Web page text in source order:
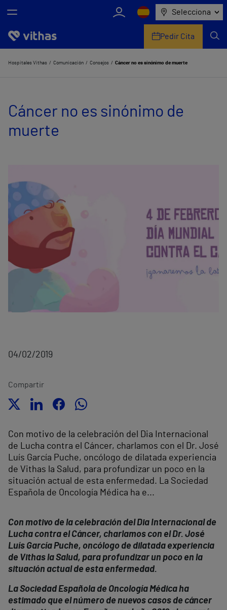
Selecciona
Nosotros
Servicios de salud
Equipo médico y asistencial
Comunicación
Pedir Cita
Hospitales Vithas Comunicación Consejos Cáncer no es sinónimo de muerte
Cáncer no es sinónimo de
muerte
04/02/2019
Compartir
Con motivo de la celebración del Dia Internacional
de Lucha contra el Cáncer, charlamos con el Dr. José
Luís García Puche, oncólogo de dilatada experiencia
de Vithas la Salud, para profundizar un poco en la
situación actual de esta enfermedad. La Sociedad
Española de Oncología Médica ha e...
Con motivo de la celebración del Dia Internacional de
Lucha contra el Cáncer, charlamos con el Dr. José
Luís García Puche, oncólogo de dilatada experiencia
de Vithas la Salud, para profundizar un poco en la
situación actual de esta enfermedad.
La Sociedad Española de Oncología Médica ha
estimado que el número de nuevos casos de cáncer